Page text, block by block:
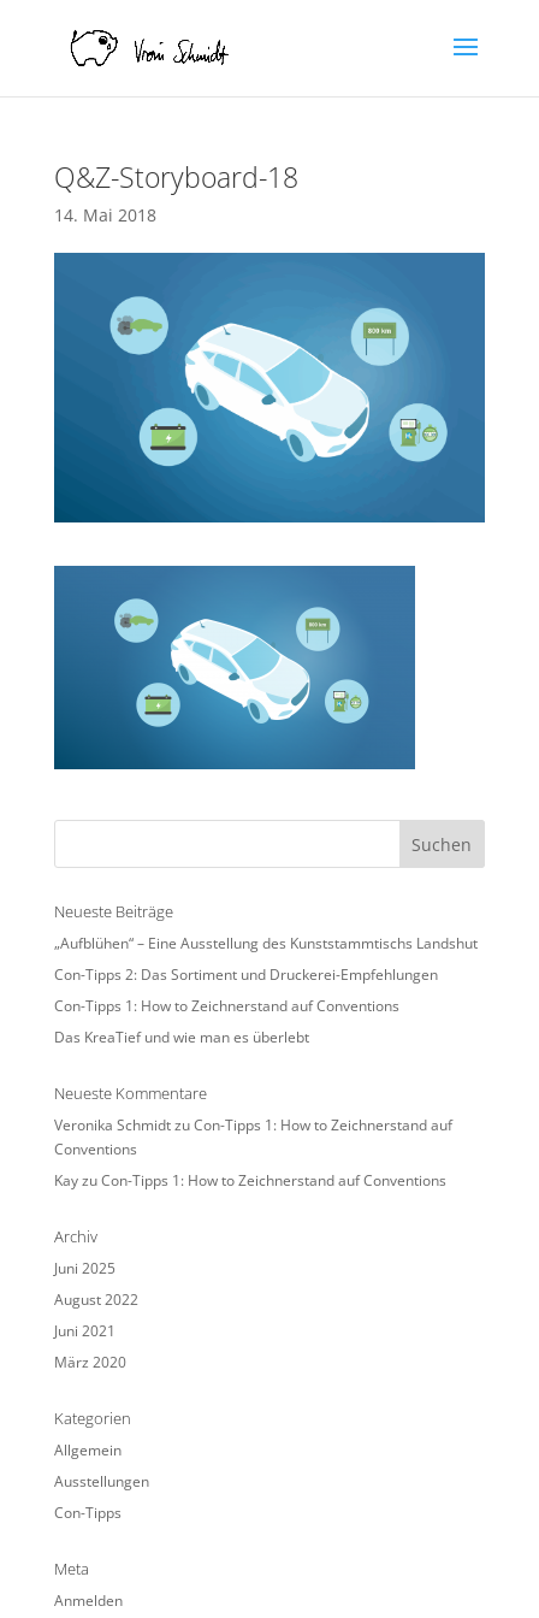
Q&Z-Storyboard-18
14. Mai 2018
Neueste Beiträge
„Aufblühen“ – Eine Ausstellung des Kunststammtischs Landshut
Con-Tipps 2: Das Sortiment und Druckerei-Empfehlungen
Con-Tipps 1: How to Zeichnerstand auf Conventions
Das KreaTief und wie man es überlebt
Neueste Kommentare
Veronika SchmidtzuCon-Tipps 1: How to Zeichnerstand auf
Conventions
KayzuCon-Tipps 1: How to Zeichnerstand auf Conventions
Archiv
Juni 2025
August 2022
Juni 2021
März 2020
Kategorien
Allgemein
Ausstellungen
Con-Tipps
Meta
Anmelden